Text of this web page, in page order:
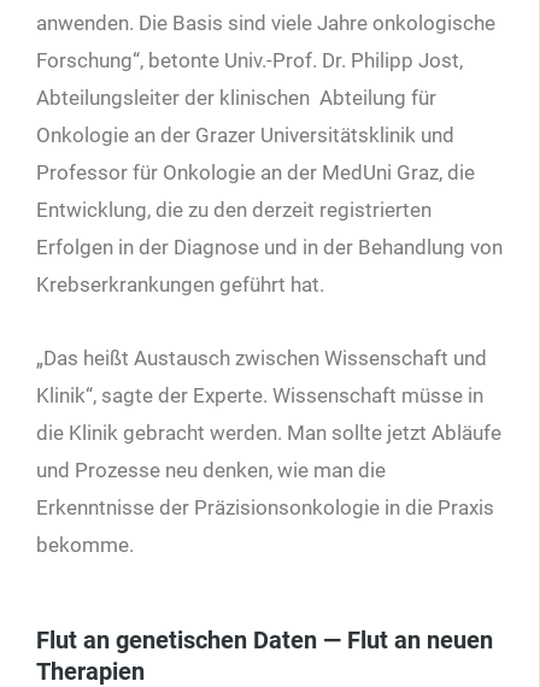
anwenden. Die Basis sind viele Jahre onkologische
Forschung“, betonte Univ.-Prof. Dr. Philipp Jost,
Abteilungsleiter der klinischen Abteilung für
Onkologie an der Grazer Universitätsklinik und
Professor für Onkologie an der MedUni Graz, die
Entwicklung, die zu den derzeit registrierten
Erfolgen in der Diagnose und in der Behandlung von
Krebserkrankungen geführt hat.
„Das heißt Austausch zwischen Wissenschaft und
Klinik“, sagte der Experte. Wissenschaft müsse in
die Klinik gebracht werden. Man sollte jetzt Abläufe
und Prozesse neu denken, wie man die
Erkenntnisse der Präzisionsonkologie in die Praxis
bekomme.
Flut an genetischen Daten — Flut an neuen
Therapien